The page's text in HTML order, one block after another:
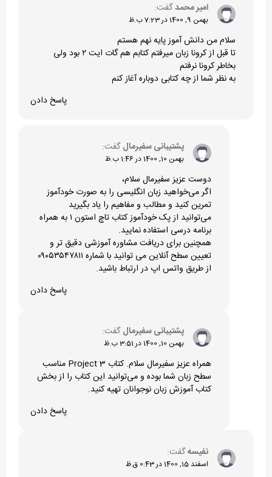
امیر محمدگفت:
بهمن 9, 1400 در 7:23 ب.ظ
سلام من دانش آموز پایه نهم هستم
تا قبل از کرونا زبان میرفتم کتابم هم گات ایت ۲ بود ولی
بخاطر کرونا نرفتم
به نظر شما از چه کتابی دوباره آغاز کنم
پاسخ دادن
پشتیبانی سفیرمال گفت:
بهمن 10, 1400 در 1:46 ب.ظ
دوست عزیز سفیرمال سلام،
اگر می‌خواهید زبان انگلیسی را به صورت خودآموز
تمرین کنید و مطالب و مفاهیم را یاد بگیرید
می‌توانید از
پک خودآموز کتاب تاچ استون ۱ به همراه
برنامه درسی استفاده نمایید.
همچنین برای دریافت مشاوره آموزشی دقیق تر و
تعیین سطح آنلاین می توانید با شماره ۰۹۰۵۳۵۴۷۸۱۱
از طریق واتس اپ در ارتباط باشید.
پاسخ دادن
پشتیبانی سفیرمال گفت:
بهمن 10, 1400 در 3:51 ب.ظ
همراه عزیز سفیرمال سلام. کتاب Project 3 مناسب
سطح زبان شما بوده و می‌توانید این کتاب را از بخش
کتاب آموزش زبان نوجوانانتهیه کنید.
پاسخ دادن
نفیسهگفت:
اسفند 15, 1400 در 0:43 ق.ظ